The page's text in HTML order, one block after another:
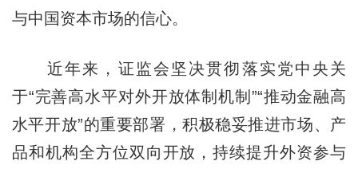
与中国资本市场的信心。
近年来，证监会坚决贯彻落实党中央关
于“完善高水平对外开放体制机制”“推动金融高
水平开放”的重要部署，积极稳妥推进市场、产
品和机构全方位双向开放，持续提升外资参与